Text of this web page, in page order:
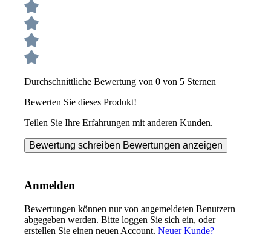
Durchschnittliche Bewertung von 0 von 5 Sternen
Bewerten Sie dieses Produkt!
Teilen Sie Ihre Erfahrungen mit anderen Kunden.
Bewertung schreiben Bewertungen anzeigen
Anmelden
Bewertungen können nur von angemeldeten Benutzern
abgegeben werden. Bitte loggen Sie sich ein, oder
erstellen Sie einen neuen Account. Neuer Kunde?